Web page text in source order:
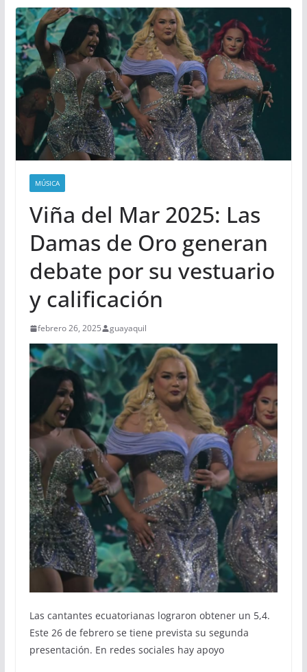
MÚSICA
Viña del Mar 2025: Las
Damas de Oro generan
debate por su vestuario
y calificación
febrero 26, 2025 guayaquil
Las cantantes ecuatorianas lograron obtener un 5,4.
Este 26 de febrero se tiene prevista su segunda
presentación. En redes sociales hay apoyo